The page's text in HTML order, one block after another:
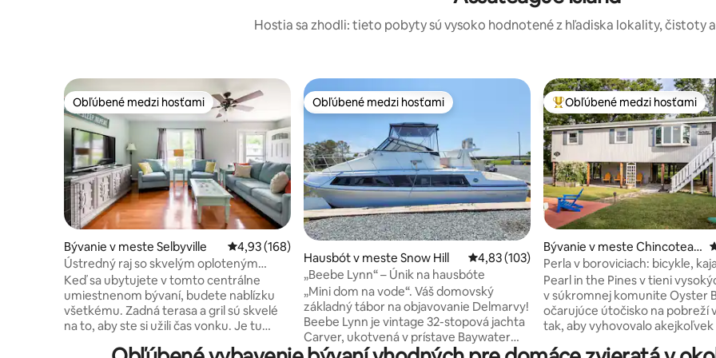
Hostia sa zhodli: tieto pobyty sú vysoko hodnotené z hľadiska lokality, čistoty
Obľúbené medzi hosťami
Obľúbené medzi hosťami
Bývanie v meste Selbyville Priemerné ohodnotenie 4,93 z 5, počet hodnotení: 168
4,93 (168)
Ústredný raj so skvelým oploteným
dvorom
Keď sa ubytujete v tomto centrálne
umiestnenom bývaní, budete nablízku
všetkému. Zadná terasa a gril sú skvelé
na to, aby ste si užili čas vonku. Je tu
Obľúbené medzi hosťami
Obľúbené medzi hosťami
Hausbót v meste Snow Hill Priemerné ohodnotenie 4,83 z 5, počet
4,83 (103)
„Beebe Lynn“ – Únik na hausbóte
„Mini dom na vode“. Váš domovský
základný tábor na objavovanie Delmarvy!
Beebe Lynn je vintage 32-stopová jachta
Carver, ukotvená v prístave Baywater
Landing Marina v nádherných
Najobľúbenejšie medzi hosťami
Obľúbené medzi hosťami
Bývanie v meste Chincoteag
ue
Perla v boroviciach: bicykle,
nabíjačka na elektromobil
Pearl in the Pines v tieni
v súkromnej komunite Oyster
očarujúce útočisko na pobreží
tak, aby vyhovovalo